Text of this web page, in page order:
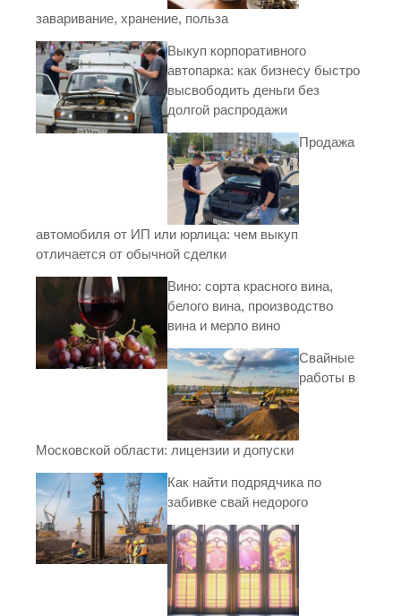
заваривание, хранение, польза
Выкуп корпоративного
автопарка: как бизнесу быстро
высвободить деньги без
долгой распродажи
Продажа
автомобиля от ИП или юрлица: чем выкуп
отличается от обычной сделки
Вино: сорта красного вина,
белого вина, производство
вина и мерло вино
Свайные
работы в
Московской области: лицензии и допуски
Как найти подрядчика по
забивке свай недорого